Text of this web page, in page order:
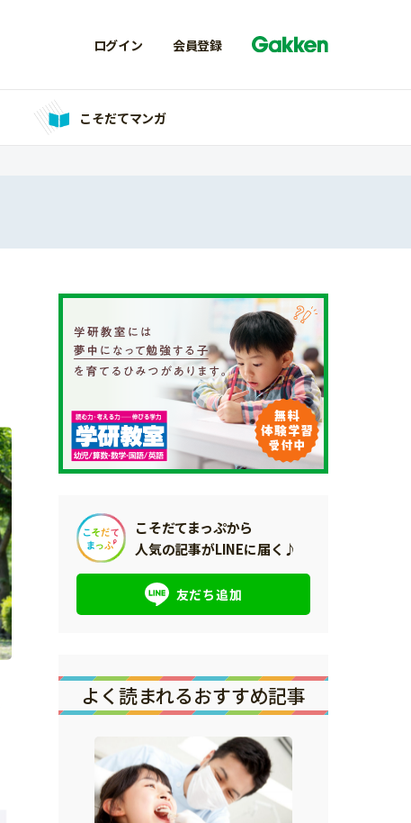
ログイン 会員登録
こそだてマンガ
こそだてまっぷから
人気の記事がLINEに届く♪
友だち追加
よく読まれるおすすめ記事